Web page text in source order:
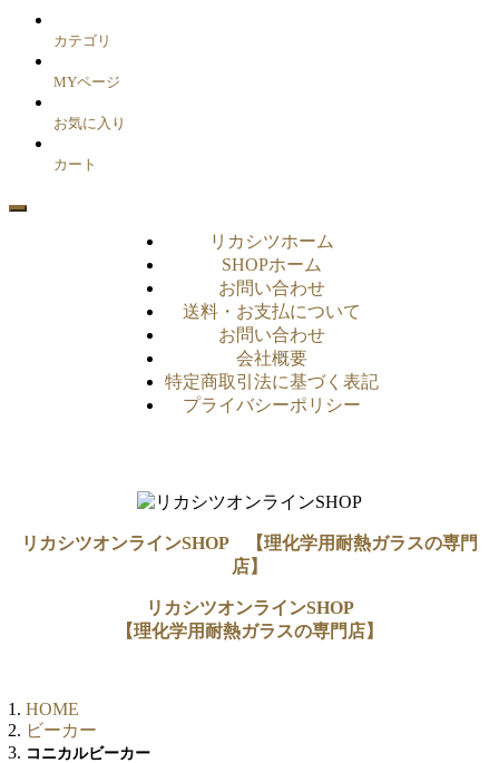
カテゴリ
MYページ
お気に入り
カート
リカシツホーム
SHOPホーム
お問い合わせ
送料・お支払について
お問い合わせ
会社概要
特定商取引法に基づく表記
プライバシーポリシー
リカシツオンラインSHOP 【理化学用耐熱ガラスの専門
店】
リカシツオンラインSHOP
【理化学用耐熱ガラスの専門店】
HOME
ビーカー
コニカルビーカー